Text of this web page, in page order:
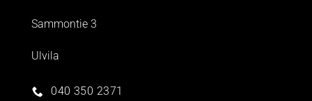
Sammontie 3
Ulvila
040 350 2371